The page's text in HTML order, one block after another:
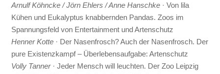
Arnulf Köhncke / Jörn Ehlers / Anne Hanschke· Von lila
Kühen und Eukalyptus knabbernden Pandas. Zoos im
Spannungsfeld von Entertainment und Artenschutz
Henner Kotte· Der Nasenfrosch? Auch der Nasenfrosch. Der
pure Existenzkampf – Überlebensaufgabe: Artenschutz
Volly Tanner· Jeder Mensch will leuchten. Der Zoo Leipzig